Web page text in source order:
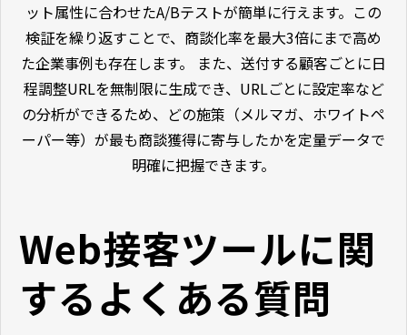
ット属性に合わせたA/Bテストが簡単に行えます。この
検証を繰り返すことで、商談化率を最大3倍にまで高め
た企業事例も存在します。 また、送付する顧客ごとに日
程調整URLを無制限に生成でき、URLごとに設定率など
の分析ができるため、どの施策（メルマガ、ホワイトペ
ーパー等）が最も商談獲得に寄与したかを定量データで
明確に把握できます。
Web接客ツールに関
するよくある質問